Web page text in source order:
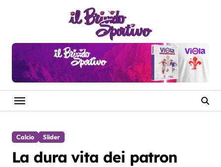
Calcio Slider
La dura vita dei patron